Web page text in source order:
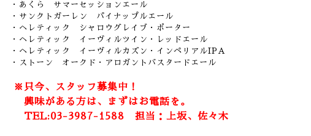
・あくら サマーセッションエール
・サンクトガーレン パイナップルエール
・ヘレティック シャロウグレイブ・ポーター
・ヘレティック イーヴィルツイン・レッドエール
・ヘレティック イーヴィルカズン・インペリアルIPA
・ストーン オークド・アロガントバスタードエール
※只今、スタッフ募集中！
興味がある方は、まずはお電話を。
TEL:03-3987-1588 担当：上坂、佐々木